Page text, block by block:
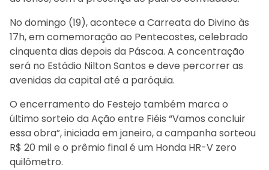
No domingo (19), acontece a Carreata do Divino às
17h, em comemoração ao Pentecostes, celebrado
cinquenta dias depois da Páscoa. A concentração
será no Estádio Nilton Santos e deve percorrer as
avenidas da capital até a paróquia.
O encerramento do Festejo também marca o
último sorteio da Ação entre Fiéis “Vamos concluir
essa obra”, iniciada em janeiro, a campanha sorteou
R$ 20 mil e o prêmio final é um Honda HR-V zero
quilômetro.